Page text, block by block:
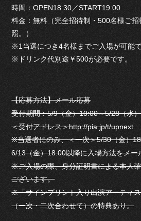
時間：OPEN18:30／START19:00
料金：無料（完全招待制・500名様ご
照。）
※1当選につき4名様までご入場が可能で
※ドリンク代別途￥500が必要です。
【応募方法】メール応募
受付期間：5/9（金）10:00～5/28（水
＜受付アドレス＞http://pia.jp/t/upnext
※当選者にのみ、＜一次＞5/30（金）
6/13（金）18:00以降に入場方法をメー
※ご入場の際、身分証明書による本人
ございます。
※「サインプリント入り出演アーティ
（一次・二次合わせて）の特典あり。